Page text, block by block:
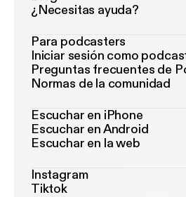
¿Necesitas ayuda?
Para podcasters
Iniciar sesión como
Preguntas frecuentes de
Normas de la comunidad
Escuchar en iPhone
Escuchar en Android
Escuchar en la web
Instagram
Tiktok